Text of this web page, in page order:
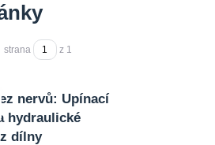
strana z 1
nervů: Upínací
hydraulické
dílny